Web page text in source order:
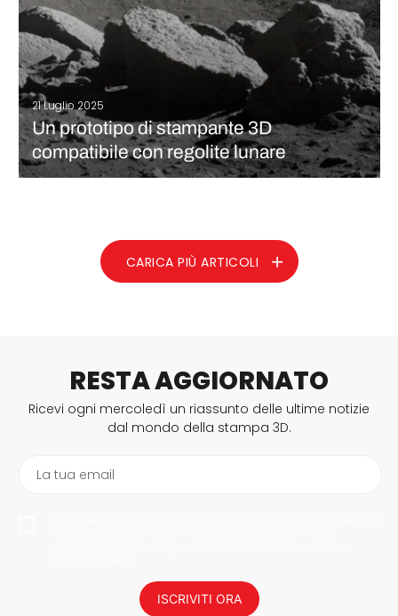
21 Luglio 2025
Un prototipo di stampante 3D
compatibile con regolite lunare
utilizzare la regolite lunare come materiale di stampa.…
CONTINUA A LEGGERE
CARICA PIÙ ARTICOLI
RESTA AGGIORNATO
Ricevi ogni mercoledì un riassunto delle ultime notizie
dal mondo della stampa 3D.
La tua email
ISCRIVITI ORA